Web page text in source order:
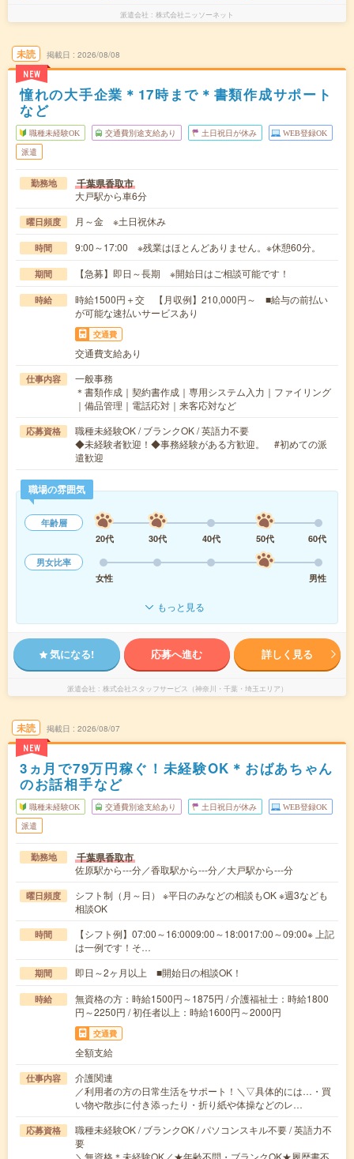
派遣会社 株式会社ニッソーネット
未読
NEW
掲載日 2026/08/08
憧れの大手企業＊17時まで＊書類作成サポート
など
職種未経験OK 交通費別途支給あり 土日祝日が休み WEB登録OK
派遣
勤務地 千葉県香取市
大戸駅から車6分
曜日頻度 月～金 ※土日祝休み
時間 9:00～17:00 ※残業はほとんどありません。※休憩60分。
期間 【急募】即日～長期 ※開始日はご相談可能です！
時給
時給1500円＋交 【月収例】210,000円～ ■給与の前払い
が可能な速払いサービスあり
交通費
交通費支給あり
仕事内容
一般事務
＊書類作成｜契約書作成｜専用システム入力｜ファイリング
｜備品管理｜電話応対｜来客応対など
応募資格
職種未経験OK / ブランクOK / 英語力不要
◆未経験者歓迎！◆事務経験がある方歓迎。 #初めての派
遣歓迎
職場の雰囲気
年齢層
20代
30代 40代 50代
60代
男女比率
女性
男性
もっと見る
気になる! 応募へ進む 詳しく見る
派遣会社 株式会社スタッフサービス（神奈川・千葉・埼玉エリア）
未読
NEW
掲載日 2026/08/07
3ヵ月で79万円稼ぐ！未経験OK＊おばあちゃん
のお話相手など
職種未経験OK 交通費別途支給あり 土日祝日が休み WEB登録OK
派遣
勤務地 千葉県香取市
佐原駅から---分／香取駅から---分／大戸駅から---分
曜日頻度
シフト制（月～日） ※平日のみなどの相談もOK ※週3なども
相談OK
時間
【シフト例】07:00～16:0009:00～18:0017:00～09:00※ 上記
は一例です！そ…
期間 即日～2ヶ月以上 ■開始日の相談OK！
時給
無資格の方：時給1500円～1875円 / 介護福祉士：時給1800
円～2250円 / 初任者以上：時給1600円～2000円
交通費
全額支給
仕事内容
介護関連
／利用者の方の日常生活をサポート！＼▽具体的には…・買
い物や散歩に付き添ったり・折り紙や体操などのレ…
応募資格
職種未経験OK / ブランクOK / パソコンスキル不要 / 英語力不
要